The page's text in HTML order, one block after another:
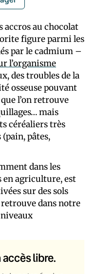
accros au chocolat
figure parmi les
par le cadmium –
l’organisme
des troubles de la
osseuse pouvant
l’on retrouve
mais
céréaliers très
pâtes,
dans les
en agriculture, est
sur des sols
dans notre
libre.